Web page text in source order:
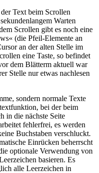
Text beim Scrollen
Warten
Scrollen gibt es noch eine
(die Pfeil-Elemente an
an der alten Stelle im
eine Taste, so befindet
dem Blätterm aktuell war
Stelle nur etwas nachlesen
sondern normale Texte
bei der beim
in die nächste Seite
fehlerfrei, es werden
Buchstaben verschluckt.
Einrücken beherrscht
optionale Verwendung von
basieren. Es
alle Leerzeichen in